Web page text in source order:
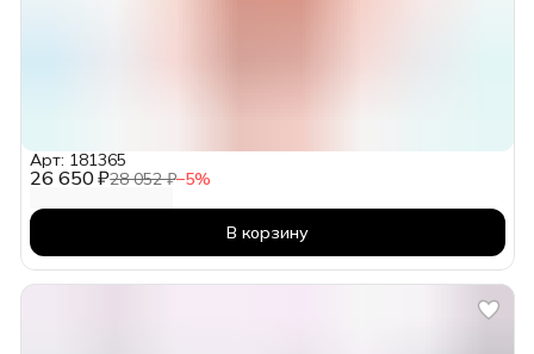
26 650 ₽28 052 ₽−5%
Арт: 181365
В корзину